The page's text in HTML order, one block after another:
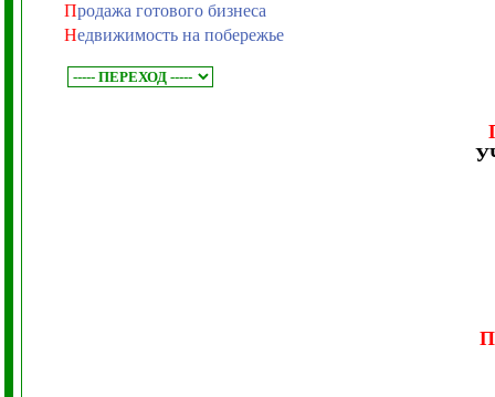
Продажа готового бизнеса
Недвижимость на побережье